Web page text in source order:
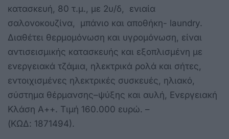
κατασκευή, 80 τ.μ., με 2υ/δ, ενιαία
σαλονοκουζίνα, μπάνιο και αποθήκη- laundry.
Διαθέτει θερμομόνωση και υγρομόνωση, είναι
αντισεισμικής κατασκευής και εξοπλισμένη με
ενεργειακά τζάμια, ηλεκτρικά ρολά και σήτες,
εντοιχισμένες ηλεκτρικές συσκευές, ηλιακό,
σύστημα θέρμανσης–ψύξης και αυλή, Ενεργειακή
Κλάση Α++. Τιμή 160.000 ευρώ. –
(ΚΩΔ: 1871494).